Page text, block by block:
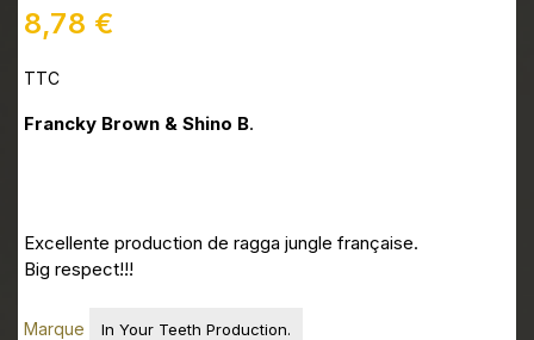
8,78 €
TTC
Francky Brown & Shino B.
Excellente production de ragga jungle française.
Big respect!!!
Marque In Your Teeth Production.